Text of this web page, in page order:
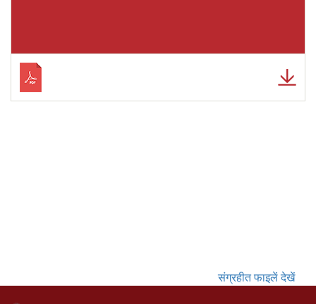
संग्रहीत फाइलें देखें